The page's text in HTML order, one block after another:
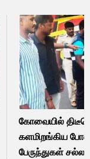
கோவையில்
களமிறங்கிய
பேருந்துகள்